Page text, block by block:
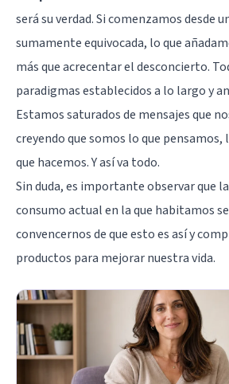
será su verdad. Si comenzamos desde
sumamente equivocada, lo que
más que acrecentar el desconcierto.
paradigmas establecidos a lo largo y
Estamos saturados de mensajes que
creyendo que somos lo que pensamos,
que hacemos. Y así va todo.
Sin duda, es importante observar que
consumo actual en la que habitamos
convencernos de que esto es así y
productos para mejorar nuestra vida.